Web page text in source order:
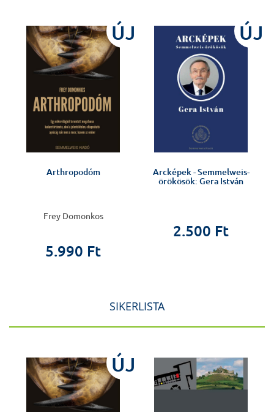
ÚJ
Arthropodóm
Frey Domonkos
5.990 Ft
ÚJ
Arcképek - Semmelweis-
örökösök: Gera István
2.500 Ft
SIKERLISTA
ÚJ